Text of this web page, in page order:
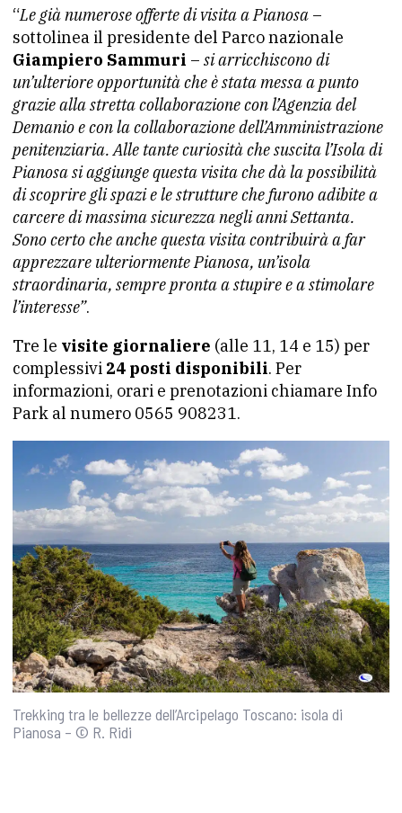
“Le già numerose offerte di visita a Pianosa –
sottolinea il presidente del Parco nazionale
Giampiero Sammuri – si arricchiscono di
un’ulteriore opportunità che è stata messa a punto
grazie alla stretta collaborazione con l’Agenzia del
Demanio e con la collaborazione dell’Amministrazione
penitenziaria. Alle tante curiosità che suscita l’Isola di
Pianosa si aggiunge questa visita che dà la possibilità
di scoprire gli spazi e le strutture che furono adibite a
carcere di massima sicurezza negli anni Settanta.
Sono certo che anche questa visita contribuirà a far
apprezzare ulteriormente Pianosa, un’isola
straordinaria, sempre pronta a stupire e a stimolare
l’interesse”.
Tre le visite giornaliere (alle 11, 14 e 15) per
complessivi 24 posti disponibili. Per
informazioni, orari e prenotazioni chiamare Info
Park al numero 0565 908231.
Trekking tra le bellezze dell’Arcipelago Toscano: isola di
Pianosa – © R. Ridi